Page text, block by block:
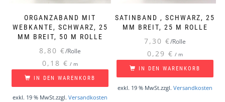
ORGANZABAND MIT
WEBKANTE, SCHWARZ, 25
MM BREIT, 50 M ROLLE
8,80 €/Rolle
0,18 € / m
IN DEN WARENKORB
exkl. 19 % MwSt.zzgl. Versandkosten
SATINBAND , SCHWARZ, 25
MM BREIT, 25 M ROLLE
7,30 €/Rolle
0,29 € / m
IN DEN WARENKORB
exkl. 19 % MwSt.zzgl. Versandkosten